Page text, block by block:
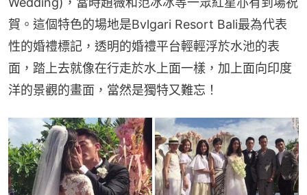
賀。這個特色的場地是Bvlgari Resort Bali最為代表
性的婚禮標記，透明的婚禮平台輕輕浮於水池的表
面，踏上去就像在行走於水上面一樣，加上面向印度
洋的景觀的畫面，當然是獨特又難忘！